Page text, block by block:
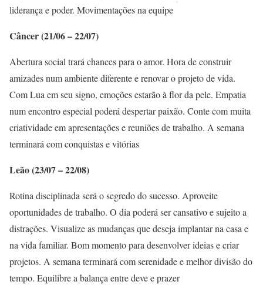
liderança e poder. Movimentações na equipe
Câncer (21/06 – 22/07)
Abertura social trará chances para o amor. Hora de construir
amizades num ambiente diferente e renovar o projeto de vida.
Com Lua em seu signo, emoções estarão à flor da pele. Empatia
num encontro especial poderá despertar paixão. Conte com muita
criatividade em apresentações e reuniões de trabalho. A semana
terminará com conquistas e vitórias
Leão (23/07 – 22/08)
Rotina disciplinada será o segredo do sucesso. Aproveite
oportunidades de trabalho. O dia poderá ser cansativo e sujeito a
distrações. Visualize as mudanças que deseja implantar na casa e
na vida familiar. Bom momento para desenvolver ideias e criar
projetos. A semana terminará com serenidade e melhor divisão do
tempo. Equilibre a balança entre deve e prazer